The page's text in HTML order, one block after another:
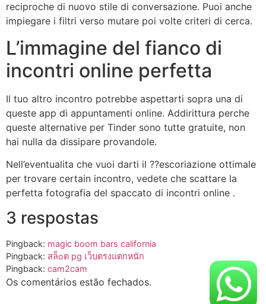
reciproche di nuovo stile di conversazione. Puoi anche
impiegare i filtri verso mutare poi volte criteri di cerca.
L’immagine del fianco di
incontri online perfetta
Il tuo altro incontro potrebbe aspettarti sopra una di
queste app di appuntamenti online. Addirittura perche
queste alternative per Tinder sono tutte gratuite, non
hai nulla da dissipare provandole.
Nell’eventualita che vuoi darti il ??escoriazione ottimale
per trovare certain incontro, vedete che scattare la
perfetta fotografia del spaccato di incontri online .
3 respostas
Pingback: magic boom bars california​
Pingback: สล็oต pg เว็บตรงแตกหนัก
Pingback: cam2cam
Os comentários estão fechados.